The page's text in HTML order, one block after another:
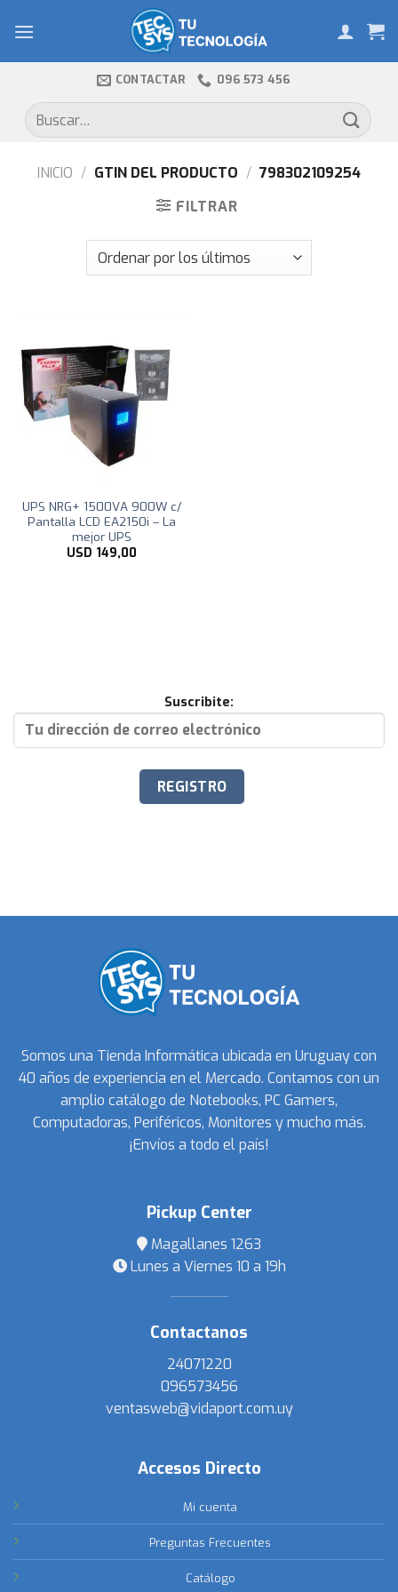
CONTACTAR 096 573 456
Buscar
por:
INICIO / GTIN DEL PRODUCTO / 798302109254
FILTRAR
UPS NRG+ 1500VA 900W c/
Pantalla LCD EA2150i – La
mejor UPS
USD 149,00
Suscribite:
Somos una Tienda Informática ubicada en Uruguay con
40 años de experiencia en el Mercado. Contamos con un
amplio catálogo de Notebooks, PC Gamers,
Computadoras, Periféricos, Monitores y mucho más.
¡Envíos a todo el país!
Pickup Center
Magallanes 1263
Lunes a Viernes 10 a 19h
Contactanos
24071220
096573456
ventasweb@vidaport.com.uy
Accesos Directo
Mi cuenta
Preguntas Frecuentes
Catálogo